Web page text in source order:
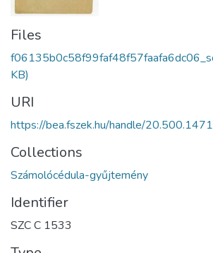
Files
KB)
URI
https://bea.fszek.hu/handle/
Collections
Számolócédula-gyűjtemény
Identifier
SZC C 1533